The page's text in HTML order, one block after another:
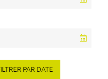
PAR DATE